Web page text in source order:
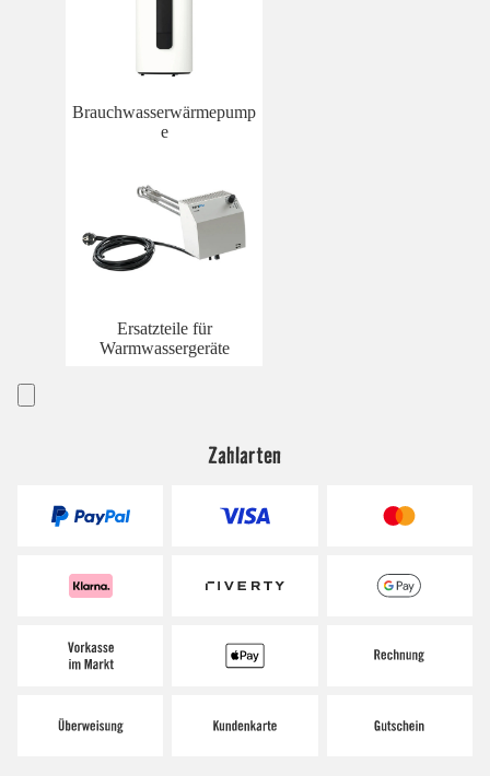
Brauchwasserwärmepump
e
Ersatzteile für
Warmwassergeräte
Zahlarten